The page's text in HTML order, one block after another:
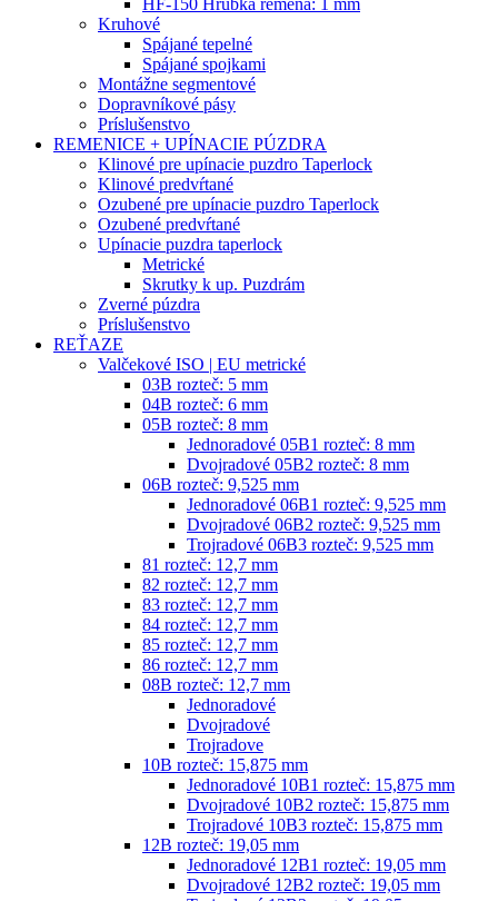
Kruhové
Spájané tepelné
Spájané spojkami
Montážne segmentové
Dopravníkové pásy
Príslušenstvo
REMENICE + UPÍNACIE PÚZDRA
Klinové pre upínacie puzdro Taperlock
Klinové predvŕtané
Ozubené pre upínacie puzdro Taperlock
Ozubené predvŕtané
Upínacie puzdra taperlock
Metrické
Skrutky k up. Puzdrám
Zverné púzdra
Príslušenstvo
REŤAZE
Valčekové ISO | EU metrické
03B rozteč: 5 mm
04B rozteč: 6 mm
05B rozteč: 8 mm
Jednoradové 05B1 rozteč: 8 mm
Dvojradové 05B2 rozteč: 8 mm
06B rozteč: 9,525 mm
Jednoradové 06B1 rozteč: 9,525 mm
Dvojradové 06B2 rozteč: 9,525 mm
Trojradové 06B3 rozteč: 9,525 mm
81 rozteč: 12,7 mm
82 rozteč: 12,7 mm
83 rozteč: 12,7 mm
84 rozteč: 12,7 mm
85 rozteč: 12,7 mm
86 rozteč: 12,7 mm
08B rozteč: 12,7 mm
Jednoradové
Dvojradové
Trojradove
10B rozteč: 15,875 mm
Jednoradové 10B1 rozteč: 15,875 mm
Dvojradové 10B2 rozteč: 15,875 mm
Trojradové 10B3 rozteč: 15,875 mm
12B rozteč: 19,05 mm
Jednoradové 12B1 rozteč: 19,05 mm
Dvojradové 12B2 rozteč: 19,05 mm